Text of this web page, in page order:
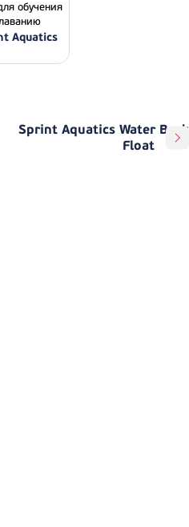
обучения
Aquatics
Sprint Aquatics Water Back
Float